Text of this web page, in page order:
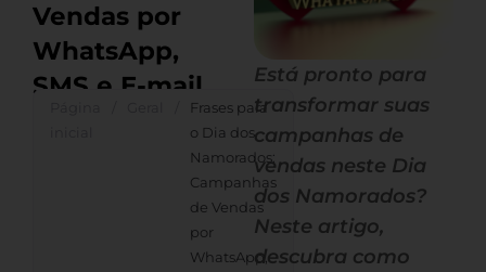
Vendas por
WhatsApp,
SMS e E-mail
Frases para
o Dia dos
Namorados:
Campanhas
de Vendas
por
WhatsApp,
Está pronto para
transformar suas
campanhas de
vendas neste Dia
dos Namorados?
Neste artigo,
descubra como